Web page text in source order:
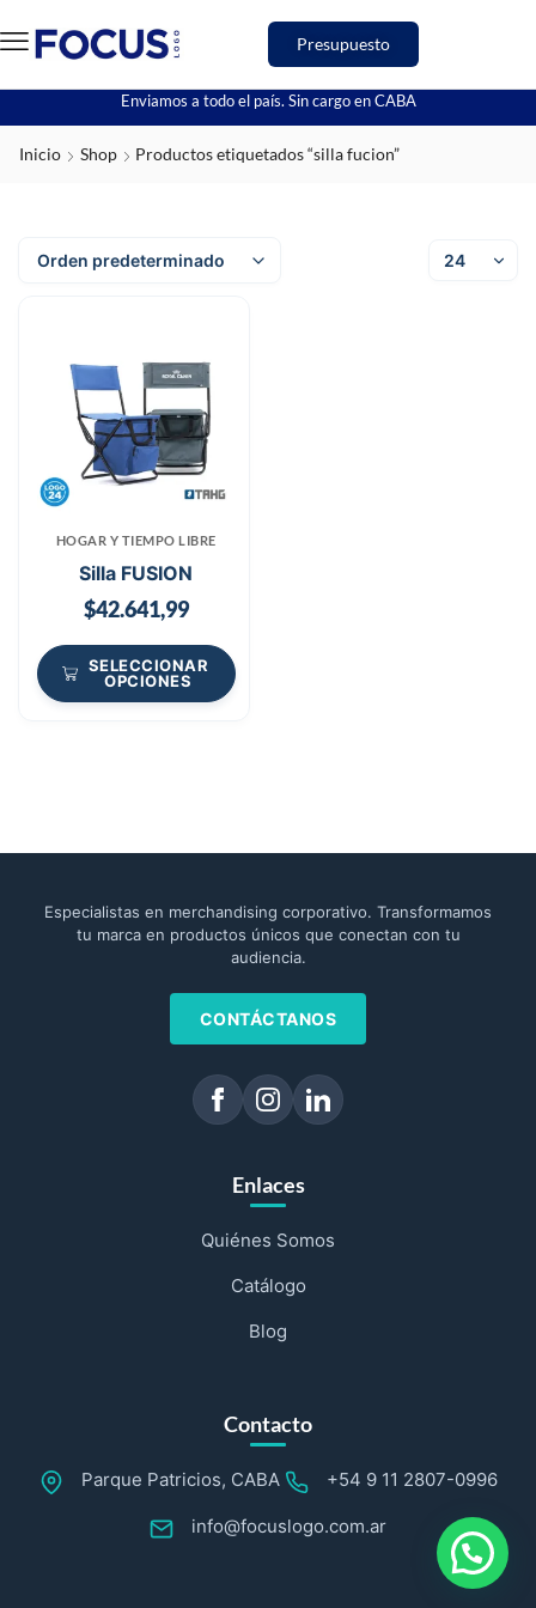
Presupuesto
Enviamos a todo el país. Sin cargo en CABA
Inicio Shop Productos etiquetados “silla fucion”
HOGAR Y TIEMPO LIBRE
Silla FUSION
$42.641,99
SELECCIONAR
OPCIONES
Especialistas en merchandising corporativo. Transformamos
tu marca en productos únicos que conectan con tu
audiencia.
CONTÁCTANOS
Enlaces
Quiénes Somos
Catálogo
Blog
Contacto
Parque Patricios, CABA +54 9 11 2807-0996
info@focuslogo.com.ar